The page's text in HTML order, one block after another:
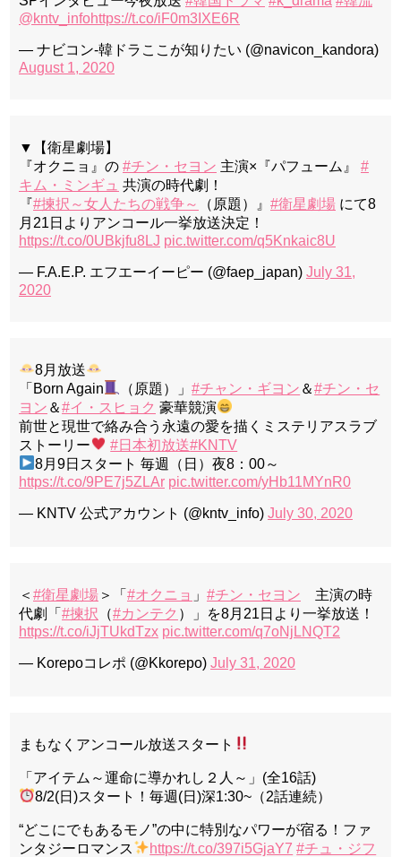
@kntv_infohttps://t.co/iF0m3IXE6R
— ナビコン-韓ドラここが知りたい (@navicon_kandora)
August 1, 2020
▼【衛星劇場】
『オクニョ』の #チン・セヨン 主演×『パフューム』 #
キム・ミンギュ 共演の時代劇！
『#揀択～女人たちの戦争～ （原題）』 #衛星劇場 にて8
月21日よりアンコール一挙放送決定！
https://t.co/0UBkjfu8LJ pic.twitter.com/q5Knkaic8U
— F.A.E.P. エフエーイーピー (@faep_japan) July 31,
2020
8月放送
「Born Again
（原題）」#チャン・ギヨン ＆#チン・セ
ヨン ＆#イ・スヒョク 豪華競演
前世と現世で絡み合う永遠の愛を描くミステリアスラブ
ストーリー
#日本初放送#KNTV
8月9日スタート 毎週（日）夜8：00～
https://t.co/9PE7j5ZLAr pic.twitter.com/yHb11MYnR0
— KNTV 公式アカウント (@kntv_info) July 30, 2020
＜ #衛星劇場 ＞「 #オクニョ 」 #チン・セヨン 主演の時
代劇「 #揀択 （#カンテク ）」を8月21日より一挙放送！
https://t.co/iJjTUkdTzx pic.twitter.com/q7oNjLNQT2
— Korepoコレポ (@Kkorepo) July 31, 2020
まもなくアンコール放送スタート
「アイテム～運命に導かれし２人～」(全16話)
8/2(日)スタート！毎週(日)深1:30~（2話連続）
“どこにでもあるモノ”の中に特別なパワーが宿る！ファ
ンタジーロマンス
https://t.co/397i5GjaY7 #チュ・ジフ